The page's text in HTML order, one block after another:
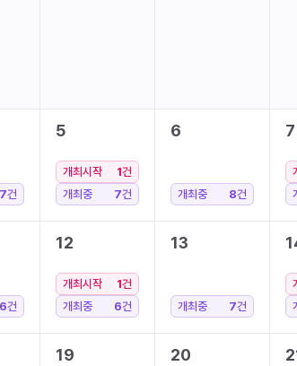
7건
5
개최시작 1건
개최중
7건
6
개최중 8건
7
6건
12
개최시작 1건
개최중
6건
13
개최중 7건
19 20